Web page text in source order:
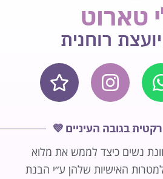
טארוט
רוחנית
Star
בגובה העיניים 💜
נשים כיצד לממש את מלוא
האישיות שלהן ע״י הבנת